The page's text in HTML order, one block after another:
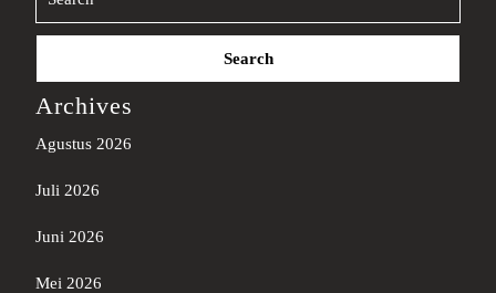
Search
Archives
Agustus 2026
Juli 2026
Juni 2026
Mei 2026